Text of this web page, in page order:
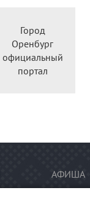
Город
Оренбург
официальный
портал
АФИША